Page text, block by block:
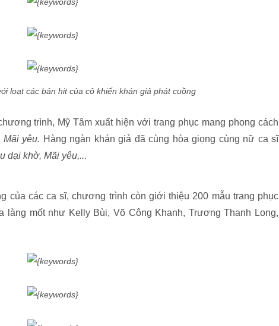
loạt các bản hit của cô khiến khán giả phát cuồng
trình, Mỹ Tâm xuất hiện với trang phục mang phong cách
Mãi yêu. Hàng ngàn khán giả đã cùng hòa giọng cùng nữ ca sĩ
dại khờ, Mãi yêu,...
của các ca sĩ, chương trình còn giới thiệu 200 mẫu trang phục
làng mốt như Kelly Bùi, Võ Công Khanh, Trương Thanh Long,